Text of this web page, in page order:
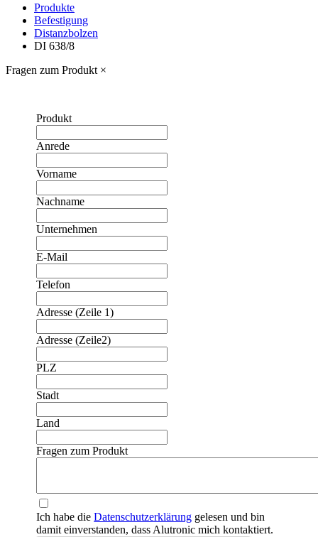
Produkte
Befestigung
Distanzbolzen
DI 638/8
Fragen zum Produkt ×
Produkt
Anrede
Vorname
Nachname
Unternehmen
E-Mail
Telefon
Adresse (Zeile 1)
Adresse (Zeile2)
PLZ
Stadt
Land
Fragen zum Produkt
Ich habe dieDatenschutzerklärung gelesen und bin
damit einverstanden, dass Alutronic mich kontaktiert.